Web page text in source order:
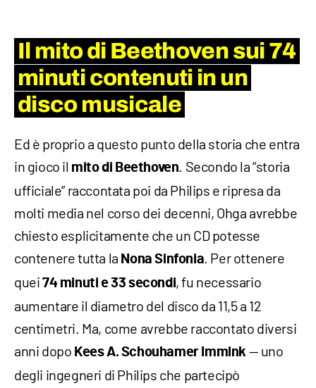
Il mito di Beethoven sui 74
minuti contenuti in un
disco musicale
Ed è proprio a questo punto della storia che entra
in gioco il mito di Beethoven. Secondo la “storia
ufficiale” raccontata poi da Philips e ripresa da
molti media nel corso dei decenni, Ohga avrebbe
chiesto esplicitamente che un CD potesse
contenere tutta la Nona Sinfonia. Per ottenere
quei 74 minuti e 33 secondi, fu necessario
aumentare il diametro del disco da 11,5 a 12
centimetri. Ma, come avrebbe raccontato diversi
anni dopo Kees A. Schouhamer Immink — uno
degli ingegneri di Philips che partecipò